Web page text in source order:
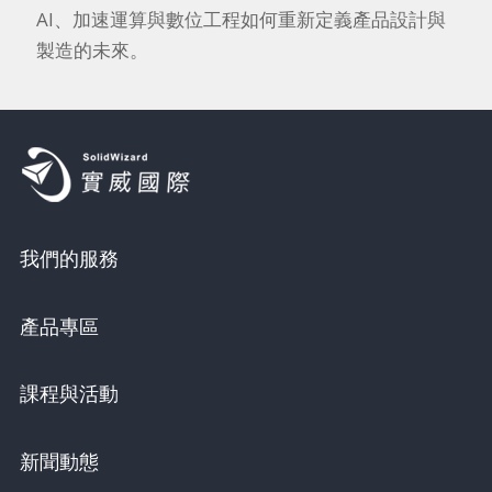
AI、加速運算與數位工程如何重新定義產品設計與
製造的未來。
我們的服務
產品專區
課程與活動
新聞動態